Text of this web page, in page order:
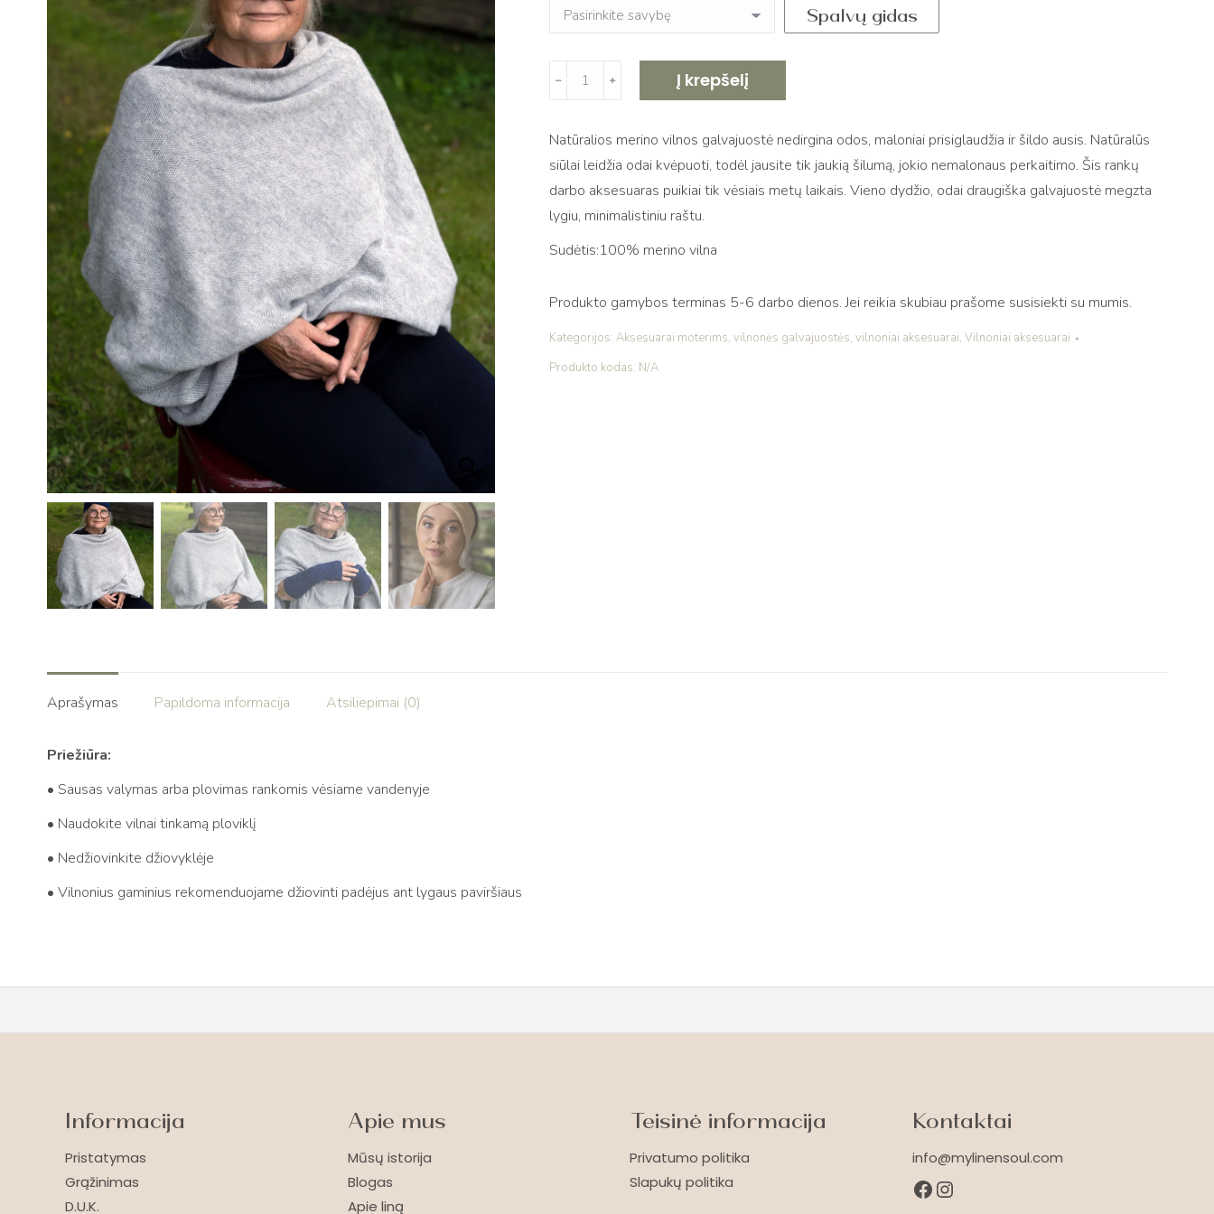
Spalvų gidas
produkto
kiekis:
merino
vilnos
švelni
galvajuostė
moterims
﹣ ﹢ Į krepšelį
Natūralios merino vilnos galvajuostė nedirgina odos, maloniai prisiglaudžia ir šildo ausis. Natūralūs
siūlai leidžia odai kvėpuoti, todėl jausite tik jaukią šilumą, jokio nemalonaus perkaitimo. Šis rankų
darbo aksesuaras puikiai tik vėsiais metų laikais. Vieno dydžio, odai draugiška galvajuostė megzta
lygiu, minimalistiniu raštu.
Sudėtis:100% merino vilna
Produkto gamybos terminas 5-6 darbo dienos. Jei reikia skubiau prašome susisiekti su mumis.
Kategorijos: Aksesuarai moterims, vilnonės galvajuostės, vilnoniai aksesuarai, Vilnoniai aksesuarai
Produkto kodas: N/A
Aprašymas Papildoma informacija Atsiliepimai (0)
Priežiūra:
• Sausas valymas arba plovimas rankomis vėsiame vandenyje
• Naudokite vilnai tinkamą ploviklį
• Nedžiovinkite džiovyklėje
• Vilnonius gaminius rekomenduojame džiovinti padėjus ant lygaus paviršiaus
Informacija
Pristatymas
Grąžinimas
D.U.K.
Apie mus
Mūsų istorija
Blogas
Apie liną
Teisinė informacija
Privatumo politika
Slapukų politika
Kontaktai
info@mylinensoul.com
Facebook
Instagram